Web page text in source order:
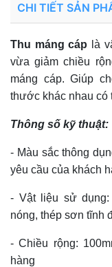
CHI TIẾT SẢN
Thu máng cáp là
vừa giảm chiều
máng cáp. Giúp
thước khác nhau có
Thông số kỹ thuật:
- Màu sắc thông
yêu cầu của khách
- Vật liệu sử dụng:
nóng, thép sơn tĩnh
- Chiều rộng:
hàng